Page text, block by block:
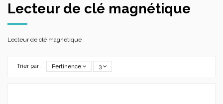
Lecteur de clé magnétique
Lecteur de clé magnétique
Trier par : Pertinence 3